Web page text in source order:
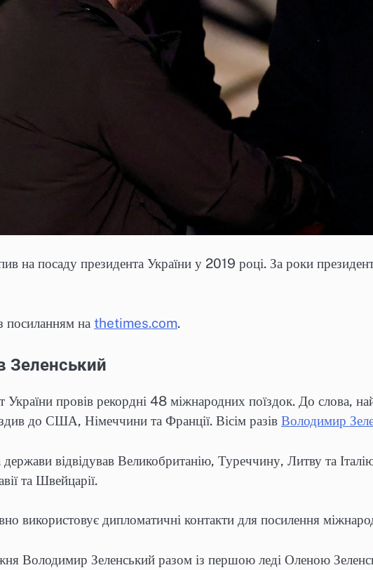
на посаду президента України у 2019 році. За роки
посиланням на thetimes.com.
Зеленський
провів рекордні 48 міжнародних поїздок. До слова,
до США, Німеччини та Франції. Вісім разів Володимир
держави відвідував Великобританію, Туреччину, Литву та
та Швейцарії.
використовує дипломатичні контакти для посилення
Володимир Зеленський разом із першою леді Оленою